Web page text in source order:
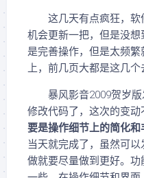
这几天有点疯狂，软
机会更新一把，但是没
是完善操作，但是太频繁
上，前几页大都是这几个
暴风影音2009贺岁版
修改代码了，这次的变动
要是操作细节上的简化和
当天就完成了，虽然可
做就要尽量做到更好。